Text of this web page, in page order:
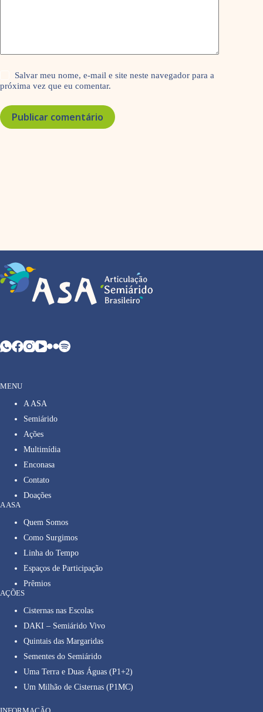
Salvar meu nome, e-mail e site neste navegador para a
próxima vez que eu comentar.
Publicar comentário
MENU
A ASA
Semiárido
Ações
Multimídia
Enconasa
Contato
Doações
A ASA
Quem Somos
Como Surgimos
Linha do Tempo
Espaços de Participação
Prêmios
AÇÕES
Cisternas nas Escolas
DAKI – Semiárido Vivo
Quintais das Margaridas
Sementes do Semiárido
Uma Terra e Duas Águas (P1+2)
Um Milhão de Cisternas (P1MC)